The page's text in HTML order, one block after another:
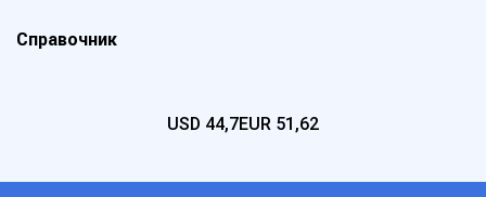
Справочник
USD 44,7EUR 51,62